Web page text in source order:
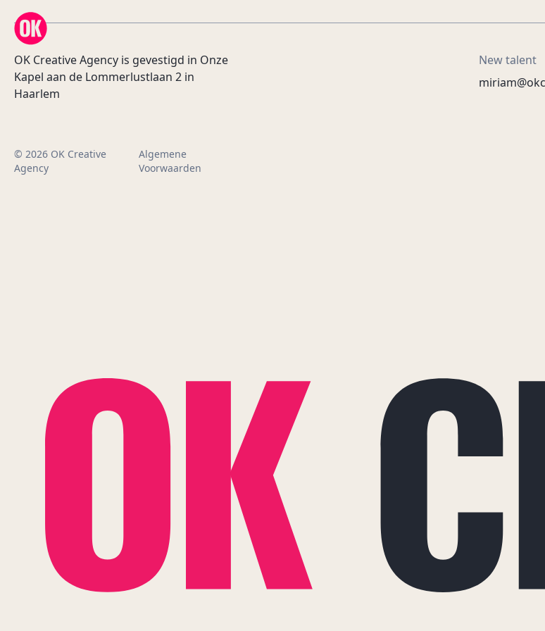
OK Creative Agency
OK Creative Agency is gevestigd in Onze
Kapel aan de Lommerlustlaan 2 in
Haarlem
New talent
© 2026 OK Creative
Agency
Algemene
Voorwaarden